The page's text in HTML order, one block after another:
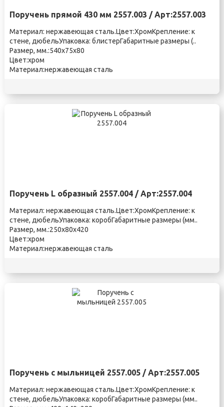
Поручень прямой 430 мм 2557.003 / Арт:2557.003
Материал: нержавеющая сталь.Цвет:ХромКрепление: к
стене, дюбельУпаковка: блистерГабаритные размеры (..
Размер, мм.:540х75х80
Цвет:хром
Материал:нержавеющая сталь
Поручень L образный 2557.004 / Арт:2557.004
Материал: нержавеющая сталь.Цвет:ХромКрепление: к
стене, дюбельУпаковка: коробГабаритные размеры (мм..
Размер, мм.:250х80х420
Цвет:хром
Материал:нержавеющая сталь
Поручень с мыльницей 2557.005 / Арт:2557.005
Материал: нержавеющая сталь.Цвет:ХромКрепление: к
стене, дюбельУпаковка: коробГабаритные размеры (мм..